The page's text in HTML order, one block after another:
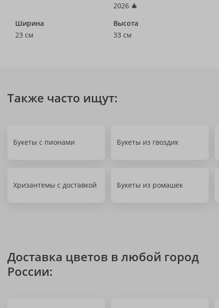
2026 🎄
Ширина
23 см
Высота
33 см
Также часто ищут:
Букеты с пионами Букеты из гвоздик
Хризантемы с доставкой Букеты из ромашек
Доставка цветов в любой город
России: